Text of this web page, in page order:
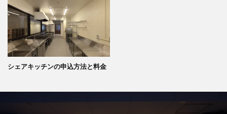
シェアキッチンの申込方法と料金